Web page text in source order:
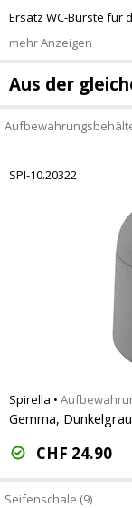
Ersatz WC-Bürste für
mehr Anzeigen
Aus der
SPI-10.20322
Spirella •
Gemma,
CHF 24.90
Seifenschale (9)